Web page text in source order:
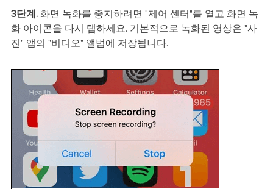
3단계.화면 녹화를 중지하려면 "제어 센터"를 열고 화면 녹
화 아이콘을 다시 탭하세요. 기본적으로 녹화된 영상은 "사
진" 앱의 "비디오" 앨범에 저장됩니다.